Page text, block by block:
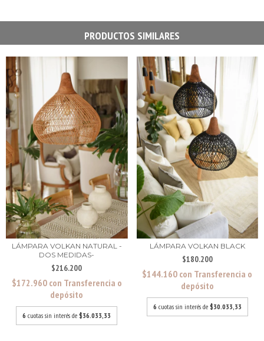
PRODUCTOS SIMILARES
LÁMPARA VOLKAN NATURAL -
DOS MEDIDAS-
$216.200
$172.960 con Transferencia o
depósito
6 cuotas sin interés de$36.033,33
LÁMPARA VOLKAN BLACK
$180.200
$144.160 con Transferencia o
depósito
6 cuotas sin interés de $30.033,33